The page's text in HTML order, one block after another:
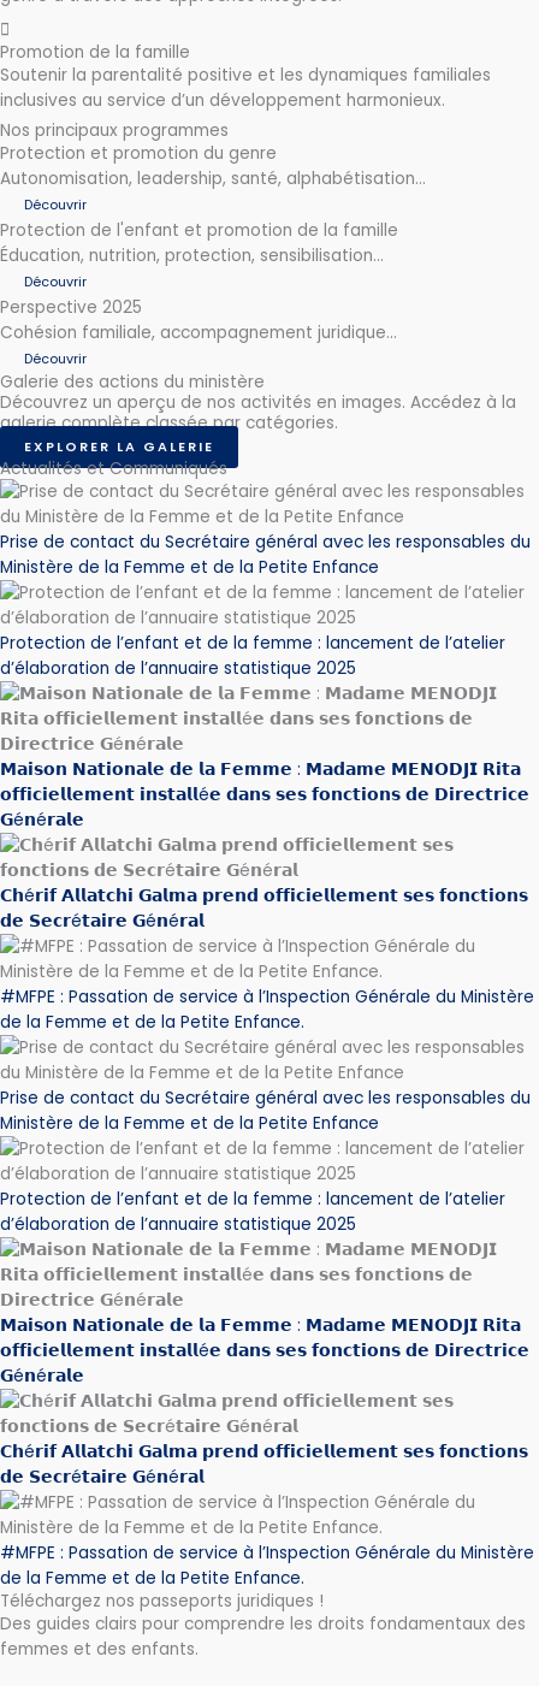
Promotion de la famille
Soutenir la parentalité positive et les dynamiques familiales
inclusives au service d’un développement harmonieux.
Nos principaux programmes
Protection et promotion du genre
Autonomisation, leadership, santé, alphabétisation…
Découvrir
Protection de l'enfant et promotion de la famille
Éducation, nutrition, protection, sensibilisation…
Découvrir
Perspective 2025
Cohésion familiale, accompagnement juridique...
Découvrir
Galerie des actions du ministère
Découvrez un aperçu de nos activités en images. Accédez à la
galerie complète classée par catégories.
EXPLORER LA GALERIE
Actualités et Communiqués
Prise de contact du Secrétaire général avec les responsables du
Ministère de la Femme et de la Petite Enfance
Protection de l’enfant et de la femme : lancement de l’atelier
d’élaboration de l’annuaire statistique 2025
𝗠𝗮𝗶𝘀𝗼𝗻 𝗡𝗮𝘁𝗶𝗼𝗻𝗮𝗹𝗲 𝗱𝗲 𝗹𝗮 𝗙𝗲𝗺𝗺𝗲 : 𝗠𝗮𝗱𝗮𝗺𝗲 𝗠𝗘𝗡𝗢𝗗𝗝𝗜 𝗥𝗶𝘁𝗮
𝗼𝗳𝗳𝗶𝗰𝗶𝗲𝗹𝗹𝗲𝗺𝗲𝗻𝘁 𝗶𝗻𝘀𝘁𝗮𝗹𝗹é𝗲 𝗱𝗮𝗻𝘀 𝘀𝗲𝘀 𝗳𝗼𝗻𝗰𝘁𝗶𝗼𝗻𝘀 𝗱𝗲 𝗗𝗶𝗿𝗲𝗰𝘁𝗿𝗶𝗰𝗲
𝗚é𝗻é𝗿𝗮𝗹𝗲
𝗖𝗵é𝗿𝗶𝗳 𝗔𝗹𝗹𝗮𝘁𝗰𝗵𝗶 𝗚𝗮𝗹𝗺𝗮 𝗽𝗿𝗲𝗻𝗱 𝗼𝗳𝗳𝗶𝗰𝗶𝗲𝗹𝗹𝗲𝗺𝗲𝗻𝘁 𝘀𝗲𝘀 𝗳𝗼𝗻𝗰𝘁𝗶𝗼𝗻𝘀
𝗱𝗲 𝗦𝗲𝗰𝗿é𝘁𝗮𝗶𝗿𝗲 𝗚é𝗻é𝗿𝗮𝗹
#MFPE : Passation de service à l’Inspection Générale du Ministère
de la Femme et de la Petite Enfance.
Prise de contact du Secrétaire général avec les responsables du
Ministère de la Femme et de la Petite Enfance
Protection de l’enfant et de la femme : lancement de l’atelier
d’élaboration de l’annuaire statistique 2025
𝗠𝗮𝗶𝘀𝗼𝗻 𝗡𝗮𝘁𝗶𝗼𝗻𝗮𝗹𝗲 𝗱𝗲 𝗹𝗮 𝗙𝗲𝗺𝗺𝗲 : 𝗠𝗮𝗱𝗮𝗺𝗲 𝗠𝗘𝗡𝗢𝗗𝗝𝗜 𝗥𝗶𝘁𝗮
𝗼𝗳𝗳𝗶𝗰𝗶𝗲𝗹𝗹𝗲𝗺𝗲𝗻𝘁 𝗶𝗻𝘀𝘁𝗮𝗹𝗹é𝗲 𝗱𝗮𝗻𝘀 𝘀𝗲𝘀 𝗳𝗼𝗻𝗰𝘁𝗶𝗼𝗻𝘀 𝗱𝗲 𝗗𝗶𝗿𝗲𝗰𝘁𝗿𝗶𝗰𝗲
𝗚é𝗻é𝗿𝗮𝗹𝗲
𝗖𝗵é𝗿𝗶𝗳 𝗔𝗹𝗹𝗮𝘁𝗰𝗵𝗶 𝗚𝗮𝗹𝗺𝗮 𝗽𝗿𝗲𝗻𝗱 𝗼𝗳𝗳𝗶𝗰𝗶𝗲𝗹𝗹𝗲𝗺𝗲𝗻𝘁 𝘀𝗲𝘀 𝗳𝗼𝗻𝗰𝘁𝗶𝗼𝗻𝘀
𝗱𝗲 𝗦𝗲𝗰𝗿é𝘁𝗮𝗶𝗿𝗲 𝗚é𝗻é𝗿𝗮𝗹
#MFPE : Passation de service à l’Inspection Générale du Ministère
de la Femme et de la Petite Enfance.
Téléchargez nos passeports juridiques !
Des guides clairs pour comprendre les droits fondamentaux des
femmes et des enfants.